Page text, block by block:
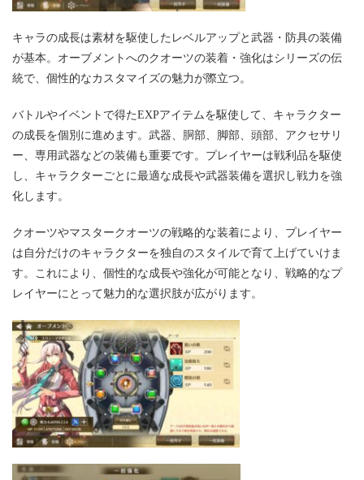
キャラの成長は素材を駆使したレベルアップと武器・防具の装備
が基本。オーブメントへのクオーツの装着・強化はシリーズの伝
統で、個性的なカスタマイズの魅力が際立つ。
バトルやイベントで得たEXPアイテムを駆使して、キャラクター
の成長を個別に進めます。武器、胴部、脚部、頭部、アクセサリ
ー、専用武器などの装備も重要です。プレイヤーは戦利品を駆使
し、キャラクターごとに最適な成長や武器装備を選択し戦力を強
化します。
クオーツやマスタークオーツの戦略的な装着により、プレイヤー
は自分だけのキャラクターを独自のスタイルで育て上げていけま
す。これにより、個性的な成長や強化が可能となり、戦略的なプ
レイヤーにとって魅力的な選択肢が広がります。